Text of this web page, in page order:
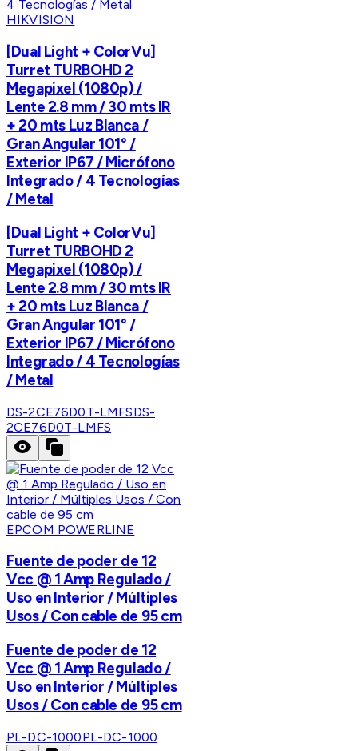
HIKVISION
[Dual Light + ColorVu]
Turret TURBOHD 2
Megapixel (1080p) /
Lente 2.8 mm / 30 mts IR
+ 20 mts Luz Blanca /
Gran Angular 101° /
Exterior IP67 / Micrófono
Integrado / 4 Tecnologías
/ Metal
[Dual Light + ColorVu]
Turret TURBOHD 2
Megapixel (1080p) /
Lente 2.8 mm / 30 mts IR
+ 20 mts Luz Blanca /
Gran Angular 101° /
Exterior IP67 / Micrófono
Integrado / 4 Tecnologías
/ Metal
DS-2CE76D0T-LMFSDS-
2CE76D0T-LMFS
EPCOM POWERLINE
Fuente de poder de 12
Vcc @ 1 Amp Regulado /
Uso en Interior / Múltiples
Usos / Con cable de 95 cm
Fuente de poder de 12
Vcc @ 1 Amp Regulado /
Uso en Interior / Múltiples
Usos / Con cable de 95 cm
PL-DC-1000PL-DC-1000